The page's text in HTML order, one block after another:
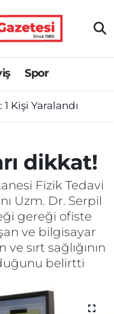
Spor
Kişi Yaralandı
dikkat!
Fizik Tedavi
Uzm. Dr. Serpil
gereği ofiste
ve bilgisayar
sırt sağlığının
belirtti
Haritası
ve Fikstür